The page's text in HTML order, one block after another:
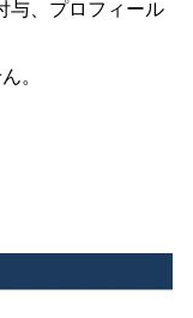
与、プロフィール
。